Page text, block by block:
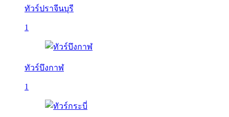
ทัวร์ปราจีนบุรี
1
ทัวร์บึงกาฬ
1